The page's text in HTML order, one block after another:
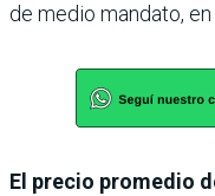
de medio mandato,
El precio promedio